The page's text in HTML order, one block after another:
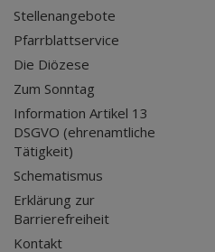
Stellenangebote
Pfarrblattservice
Die Diözese
Zum Sonntag
Information Artikel 13
DSGVO (ehrenamtliche
Tätigkeit)
Schematismus
Erklärung zur
Barrierefreiheit
Kontakt